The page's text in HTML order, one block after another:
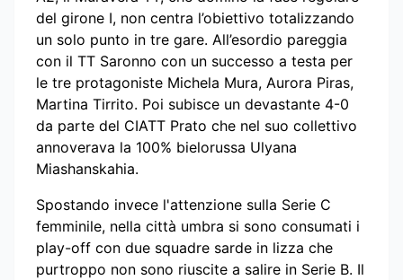
del girone I, non centra l’obiettivo totalizzando
un solo punto in tre gare. All’esordio pareggia
con il TT Saronno con un successo a testa per
le tre protagoniste Michela Mura, Aurora Piras,
Martina Tirrito. Poi subisce un devastante 4-0
da parte del CIATT Prato che nel suo collettivo
annoverava la 100% bielorussa Ulyana
Miashanskahia.
Spostando invece l'attenzione sulla Serie C
femminile, nella città umbra si sono consumati i
play-off con due squadre sarde in lizza che
purtroppo non sono riuscite a salire in Serie B. Il